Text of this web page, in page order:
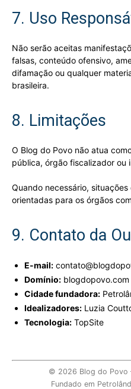
7. Uso
Não serão aceitas
falsas, conteúdo ofensivo,
difamação ou qualquer
brasileira.
8. Limitações
O Blog do Povo não atua
pública, órgão fiscalizador ou
Quando necessário,
orientadas para os órgãos
9. Contato da
E-mail:
Domínio: blogdopovo.com
Cidade fundadora:
Idealizadores: Luzia
Tecnologia: TopSite
© 2026 Blog do Povo
Fundado em